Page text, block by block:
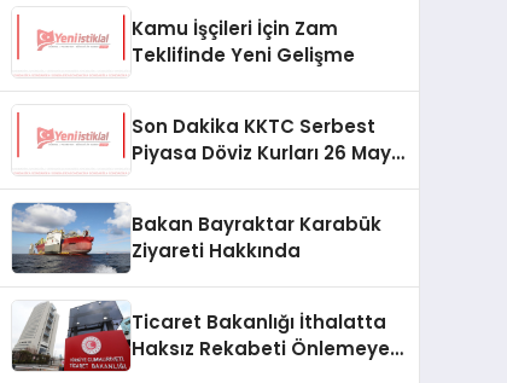
Kamu İşçileri İçin Zam
Teklifinde Yeni Gelişme
Son Dakika KKTC Serbest
Piyasa Döviz Kurları 26 Mayıs
Bakan Bayraktar Karabük
Ziyareti Hakkında
Ticaret Bakanlığı İthalatta
Haksız Rekabeti Önlemeye